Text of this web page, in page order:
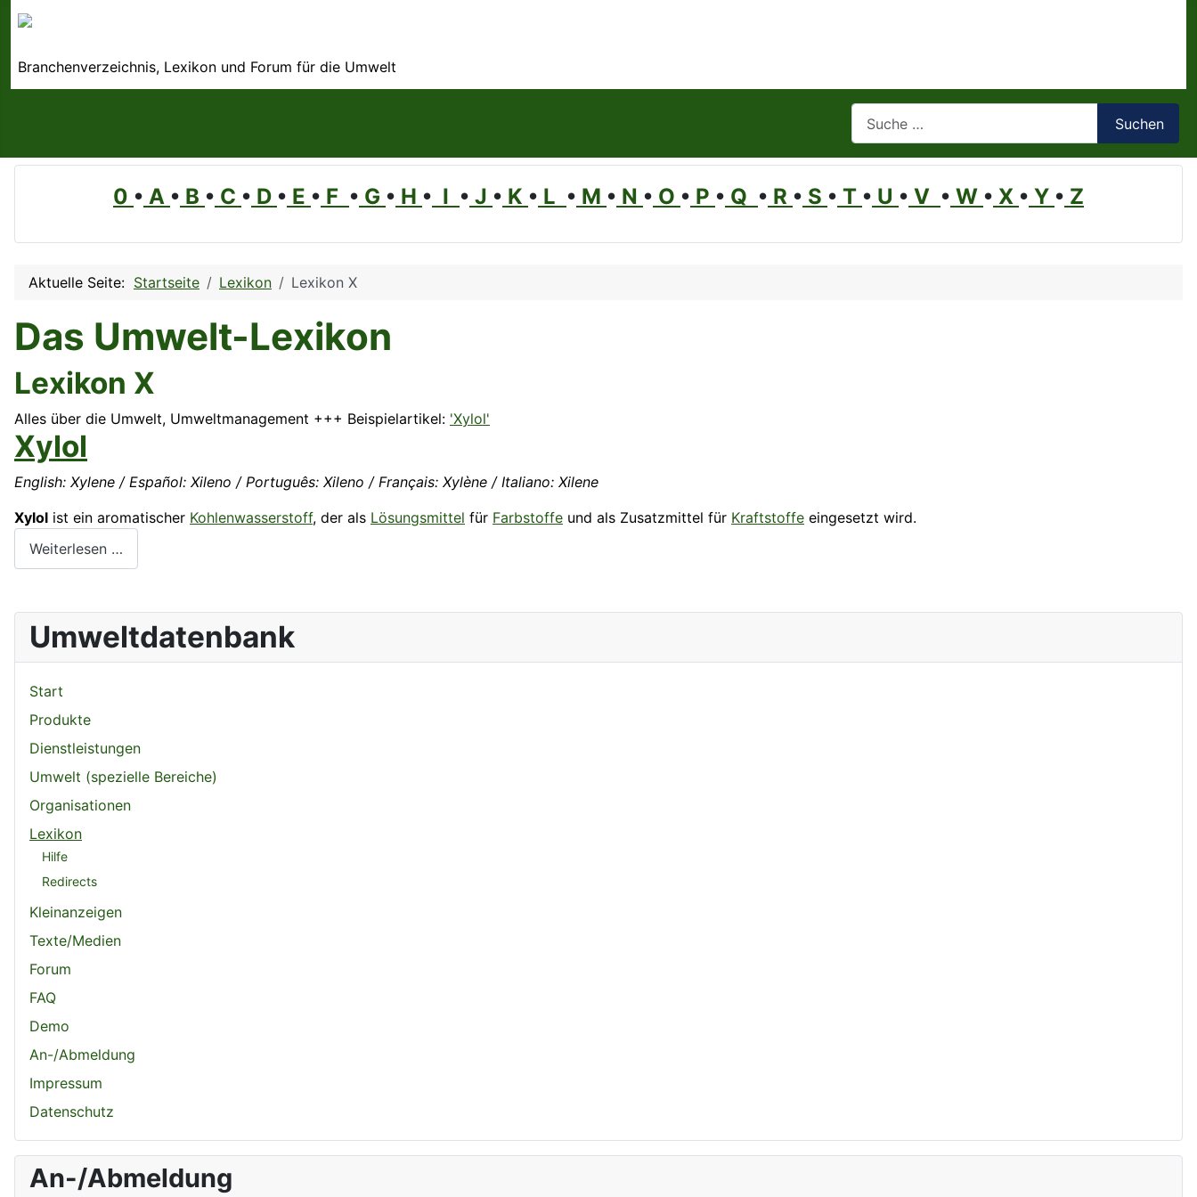
Branchenverzeichnis, Lexikon und Forum für die Umwelt
Suchen
0 • A • B • C • D • E • F • G • H • I • J • K • L • M • N • O • P • Q • R • S • T • U • V • W • X • Y • Z
Aktuelle Seite: Startseite Lexikon Lexikon X
Das Umwelt-Lexikon
Lexikon X
Alles über die Umwelt, Umweltmanagement +++ Beispielartikel: 'Xylol'
Xylol
English: Xylene / Español: Xileno / Português: Xileno / Français: Xylène / Italiano: Xilene
Xylol ist ein aromatischer Kohlenwasserstoff, der als Lösungsmittel für Farbstoffe und als Zusatzmittel für Kraftstoffe eingesetzt wird.
Weiterlesen …
Umweltdatenbank
Start
Produkte
Dienstleistungen
Umwelt (spezielle Bereiche)
Organisationen
Lexikon
Hilfe
Redirects
Kleinanzeigen
Texte/Medien
Forum
FAQ
Demo
An-/Abmeldung
Impressum
Datenschutz
An-/Abmeldung